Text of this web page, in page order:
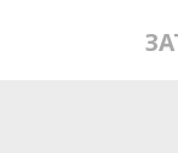
© 2010 -